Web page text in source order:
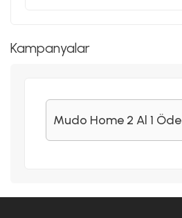
Kampanyalar
Mudo Home 2 Al 1 Öde